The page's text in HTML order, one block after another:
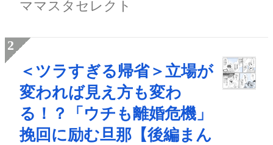
ママスタセレクト
＜ツラすぎる帰省＞立場が
変われば見え方も変わ
る！？「ウチも離婚危機」
挽回に励む旦那【後編まん